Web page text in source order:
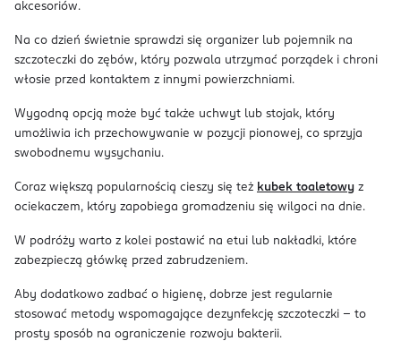
akcesoriów.
Na co dzień świetnie sprawdzi się organizer lub pojemnik na
szczoteczki do zębów, który pozwala utrzymać porządek i chroni
włosie przed kontaktem z innymi powierzchniami.
Wygodną opcją może być także uchwyt lub stojak, który
umożliwia ich przechowywanie w pozycji pionowej, co sprzyja
swobodnemu wysychaniu.
Coraz większą popularnością cieszy się też kubek toaletowy z
ociekaczem, który zapobiega gromadzeniu się wilgoci na dnie.
W podróży warto z kolei postawić na etui lub nakładki, które
zabezpieczą główkę przed zabrudzeniem.
Aby dodatkowo zadbać o higienę, dobrze jest regularnie
stosować metody wspomagające dezynfekcję szczoteczki – to
prosty sposób na ograniczenie rozwoju bakterii.